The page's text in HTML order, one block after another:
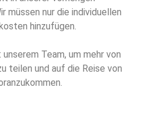
müssen nur die individuellen
hinzufügen.
Team, um mehr von
teilen und auf die Reise von
.